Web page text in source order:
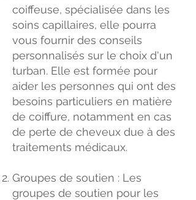
coiffeuse, spécialisée dans les
soins capillaires, elle pourra
vous fournir des conseils
personnalisés sur le choix d'un
turban. Elle est formée pour
aider les personnes qui ont des
besoins particuliers en matière
de coiffure, notamment en cas
de perte de cheveux due à des
traitements médicaux.
Groupes de soutien : Les
groupes de soutien pour les